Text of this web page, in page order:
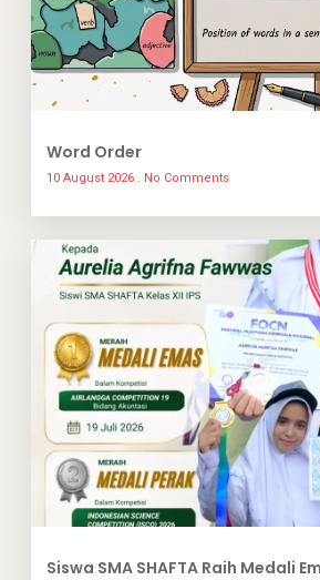
Word Order
10 August 2026 No Comments
Siswa SMA SHAFTA Raih Medali